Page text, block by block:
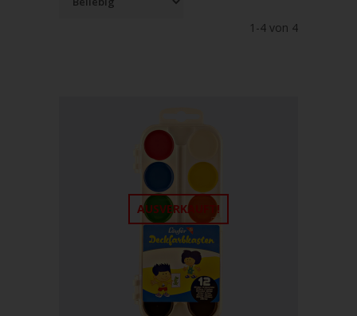
1-4 von 4
AUSVERKAUFT!